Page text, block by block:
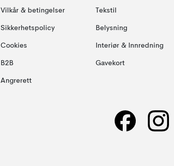
Vilkår & betingelser
Sikkerhetspolicy
Cookies
B2B
Angrerett
Tekstil
Belysning
Interiør & Innredning
Gavekort